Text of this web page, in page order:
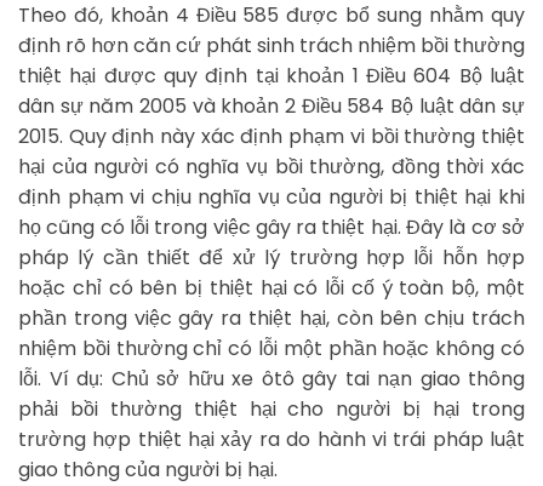
Theo đó, khoản 4 Điều 585 được bổ sung nhằm quy
định rõ hơn căn cứ phát sinh trách nhiệm bồi thường
thiệt hại được quy định tại khoản 1 Điều 604 Bộ luật
dân sự năm 2005 và khoản 2 Điều 584 Bộ luật dân sự
2015. Quy định này xác định phạm vi bồi thường thiệt
hại của người có nghĩa vụ bồi thường, đồng thời xác
định phạm vi chịu nghĩa vụ của người bị thiệt hại khi
họ cũng có lỗi trong việc gây ra thiệt hại. Đây là cơ sở
pháp lý cần thiết để xử lý trường hợp lỗi hỗn hợp
hoặc chỉ có bên bị thiệt hại có lỗi cố ý toàn bộ, một
phần trong việc gây ra thiệt hại, còn bên chịu trách
nhiệm bồi thường chỉ có lỗi một phần hoặc không có
lỗi. Ví dụ: Chủ sở hữu xe ôtô gây tai nạn giao thông
phải bồi thường thiệt hại cho người bị hại trong
trường hợp thiệt hại xảy ra do hành vi trái pháp luật
giao thông của người bị hại.